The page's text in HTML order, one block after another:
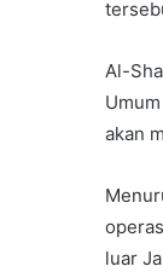
Al-
akan
luar